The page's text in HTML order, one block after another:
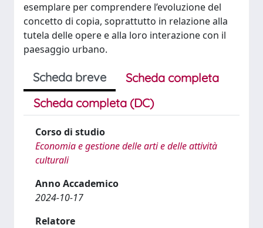
esemplare per comprendere l’evoluzione del
concetto di copia, soprattutto in relazione alla
tutela delle opere e alla loro interazione con il
paesaggio urbano.
Scheda breve
Scheda completa
Scheda completa (DC)
Corso di studio
Economia e gestione delle arti e delle attività
culturali
Anno Accademico
2024-10-17
Relatore